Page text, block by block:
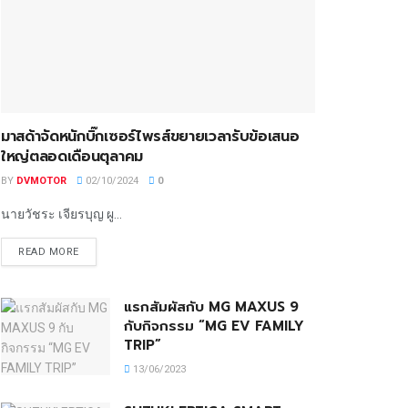
มาสด้าจัดหนักบิ๊กเซอร์ไพรส์ขยายเวลารับข้อเสนอ
ใหญ่ตลอดเดือนตุลาคม
BY DVMOTOR 02/10/2024 0
นายวัชระ เจียรบุญ ผู...
READ MORE
แรกสัมผัสกับ MG MAXUS 9
กับกิจกรรม “MG EV FAMILY
TRIP”
13/06/2023